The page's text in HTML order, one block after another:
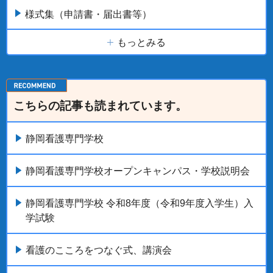
様式集（申請書・届出書等）
もっとみる
こちらの記事も読まれています。
静岡看護専門学校
静岡看護専門学校オープンキャンパス・学校説明会
静岡看護専門学校 令和8年度（令和9年度入学生）入
学試験
看護のこころをつなぐ式、講演会